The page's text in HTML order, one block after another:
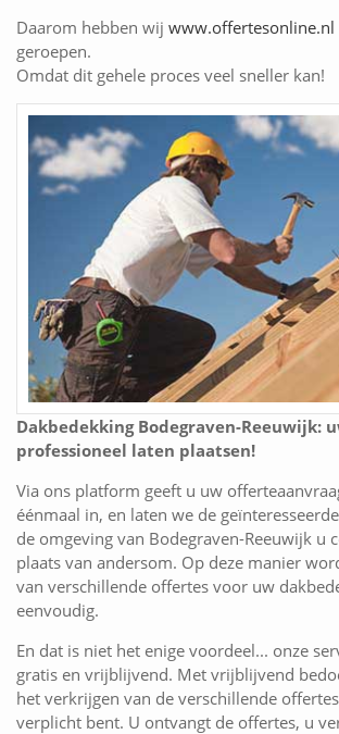
Daarom hebben wij www.offertesonline.nl
geroepen.
Omdat dit gehele proces veel sneller kan!
Dakbedekking Bodegraven-Reeuwijk:
professioneel laten plaatsen!
Via ons platform geeft u uw
éénmaal in, en laten we de
de omgeving van Bodegraven-Reeuwijk u
plaats van andersom. Op deze manier
van verschillende offertes voor uw
eenvoudig.
En dat is niet het enige voordeel... onze
gratis en vrijblijvend. Met vrijblijvend
het verkrijgen van de verschillende
verplicht bent. U ontvangt de offertes, u